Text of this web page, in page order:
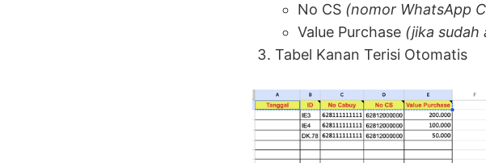
No CS (nomor WhatsApp
Value Purchase (jika sudah
Tabel Kanan Terisi Otomatis